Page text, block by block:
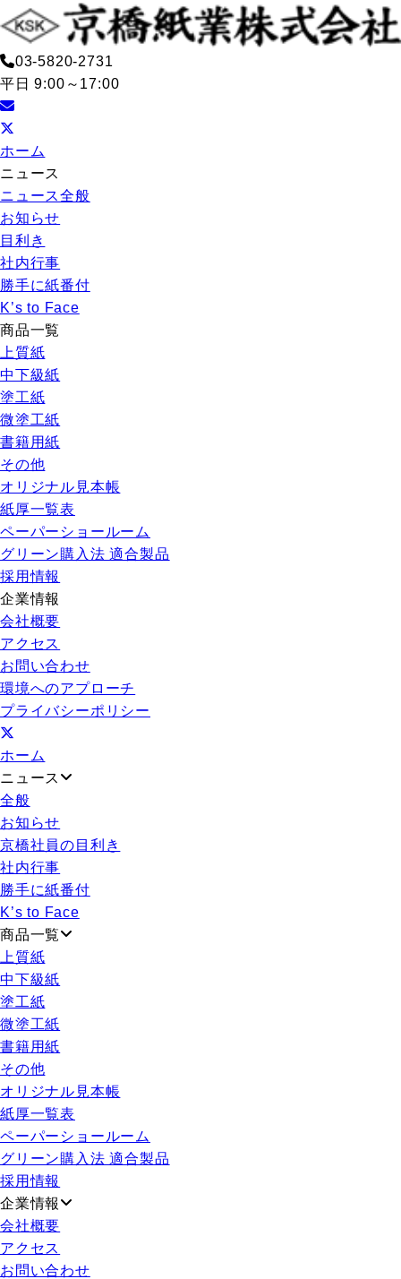
03-5820-2731
平日 9:00～17:00
ホーム
ニュース
ニュース全般
お知らせ
目利き
社内行事
勝手に紙番付
K’s to Face
商品一覧
上質紙
中下級紙
塗工紙
微塗工紙
書籍用紙
その他
オリジナル見本帳
紙厚一覧表
ペーパーショールーム
グリーン購入法 適合製品
採用情報
企業情報
会社概要
アクセス
お問い合わせ
環境へのアプローチ
プライバシーポリシー
ホーム
ニュース
全般
お知らせ
京橋社員の目利き
社内行事
勝手に紙番付
K’s to Face
商品一覧
上質紙
中下級紙
塗工紙
微塗工紙
書籍用紙
その他
オリジナル見本帳
紙厚一覧表
ペーパーショールーム
グリーン購入法 適合製品
採用情報
企業情報
会社概要
アクセス
お問い合わせ